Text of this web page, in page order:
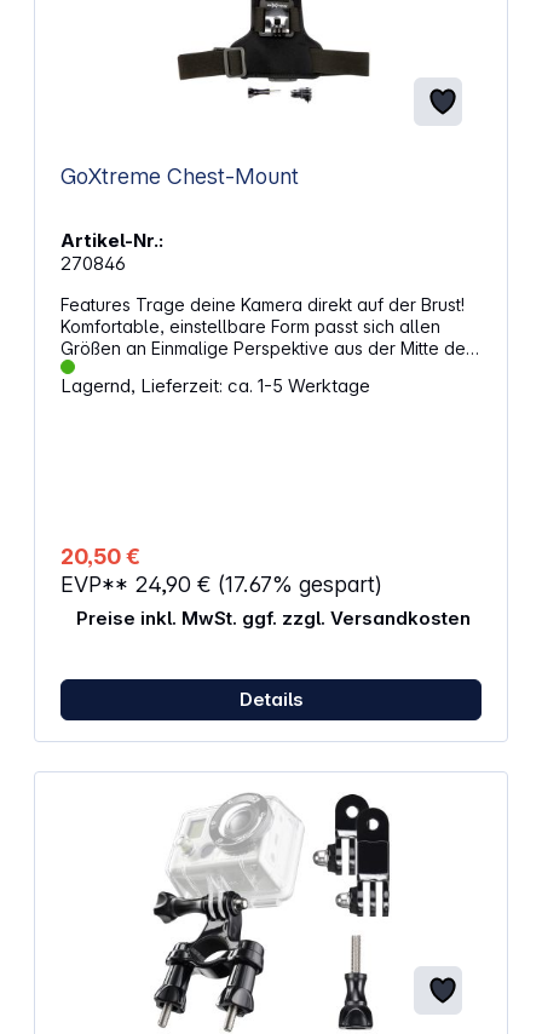
GoXtreme Chest-Mount
Artikel-Nr.:
270846
Features Trage deine Kamera direkt auf der Brust!
Komfortable, einstellbare Form passt sich allen
Größen an Einmalige Perspektive aus der Mitte des
Körpers Mehr Körperbewegungen in Kamera-
Reichweite Perfekte Halterung fürs Skifahren,
Lagernd, Lieferzeit: ca. 1-5 Werktage
20,50 €
EVP** 24,90 € (17.67% gespart)
Preise inkl. MwSt. ggf. zzgl. Versandkosten
Details